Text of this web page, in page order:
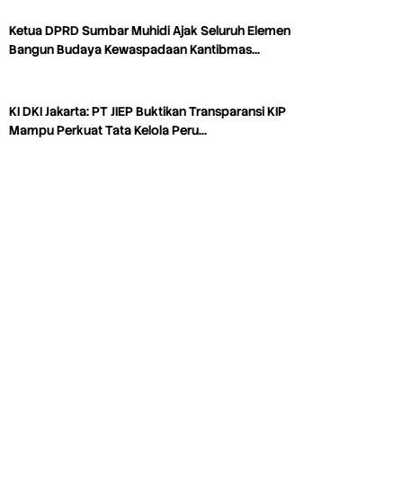
Ketua DPRD Sumbar Muhidi Ajak Seluruh Elemen
Bangun Budaya Kewaspadaan Kantibmas…
KI DKI Jakarta: PT JIEP Buktikan Transparansi KIP
Mampu Perkuat Tata Kelola Peru…